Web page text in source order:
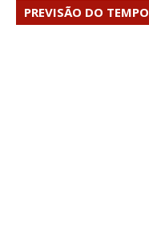
PREVISÃO DO TEMPO